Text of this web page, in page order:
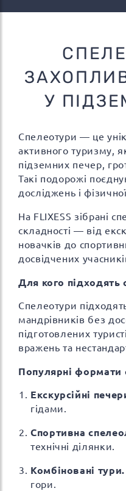
У
Спелеотури — це
активного туризму,
підземних печер,
Такі подорожі
досліджень і
На FLIXESS зібрані
складності — від
новачків до
досвідчених
Для кого підходять
Спелеотури
мандрівників без
підготовлених
вражень та
Популярні формати
Екскурсійні
гідами.
Спортивна
технічні ділянки.
Комбіновані тури.
гори.